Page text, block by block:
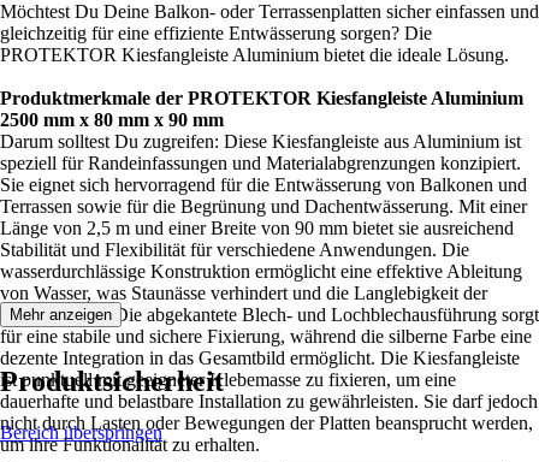
Möchtest Du Deine Balkon- oder Terrassenplatten sicher einfassen und
gleichzeitig für eine effiziente Entwässerung sorgen? Die
PROTEKTOR Kiesfangleiste Aluminium bietet die ideale Lösung.
Produktmerkmale der PROTEKTOR Kiesfangleiste Aluminium
2500 mm x 80 mm x 90 mm
Darum solltest Du zugreifen: Diese Kiesfangleiste aus Aluminium ist
speziell für Randeinfassungen und Materialabgrenzungen konzipiert.
Sie eignet sich hervorragend für die Entwässerung von Balkonen und
Terrassen sowie für die Begrünung und Dachentwässerung. Mit einer
Länge von 2,5 m und einer Breite von 90 mm bietet sie ausreichend
Stabilität und Flexibilität für verschiedene Anwendungen. Die
wasserdurchlässige Konstruktion ermöglicht eine effektive Ableitung
von Wasser, was Staunässe verhindert und die Langlebigkeit der
Platten erhöht. Die abgekantete Blech- und Lochblechausführung sorgt
für eine stabile und sichere Fixierung, während die silberne Farbe eine
dezente Integration in das Gesamtbild ermöglicht. Die Kiesfangleiste
ist punktuell mit geeigneter Klebemasse zu fixieren, um eine
dauerhafte und belastbare Installation zu gewährleisten. Sie darf jedoch
nicht durch Lasten oder Bewegungen der Platten beansprucht werden,
um ihre Funktionalität zu erhalten.
Mehr anzeigen
Produktsicherheit
Bereich überspringen